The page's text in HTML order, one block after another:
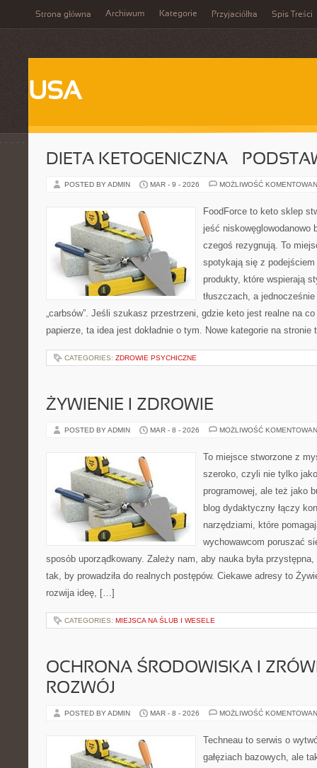
Strona główna Archiwum Kategorie Przyjaciółka Spis Treści
USA
DIETA KETOGENICZNA –
POSTED BY ADMIN MAR - 9 - 2026 MOŻLIWOŚĆ
FoodForce to keto sklep
jeść niskowęglowodanowo
czegoś rezygnują. To
spotykają się z
produkty, które wspierają
tłuszczach, a
„carbsów”. Jeśli szukasz przestrzeni, gdzie keto jest realne na
papierze, ta idea jest dokładnie o tym. Nowe kategorie na
CATEGORIES: ZDROWIE PSYCHICZNE
ŻYWIENIE I ZDROWIE
POSTED BY ADMIN MAR - 8 - 2026 MOŻLIWOŚĆ
To miejsce stworzone z
szeroko, czyli nie tylko
programowej, ale też jako
blog dydaktyczny łączy
narzędziami, które
wychowawcom poruszać
sposób uporządkowany. Zależy nam, aby nauka była
tak, by prowadziła do realnych postępów. Ciekawe adresy to
rozwija ideę, […]
CATEGORIES: MIEJSCA NA ŚLUB I WESELE
OCHRONA ŚRODOWISKA I
ROZWÓJ
POSTED BY ADMIN MAR - 8 - 2026 MOŻLIWOŚĆ
Techneau to serwis o
gałęziach bazowych, ale